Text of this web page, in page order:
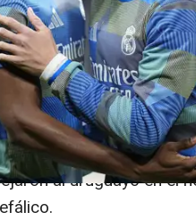
rápido con el
le golpease
este jueves a
después de "los
al uruguayo en el